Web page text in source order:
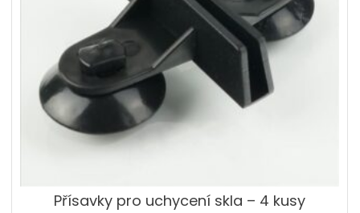
Přísavky pro uchycení skla – 4 kusy